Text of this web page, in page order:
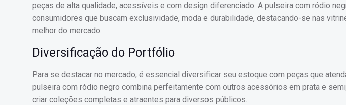
peças de alta qualidade, acessíveis e com design diferenciado. A pulseira com ródio
consumidores que buscam exclusividade, moda e durabilidade, destacando-se nas
melhor do mercado.
Diversificação do Portfólio
Para se destacar no mercado, é essencial diversificar seu estoque com peças que
pulseira com ródio negro combina perfeitamente com outros acessórios em prata e
criar coleções completas e atraentes para diversos públicos.